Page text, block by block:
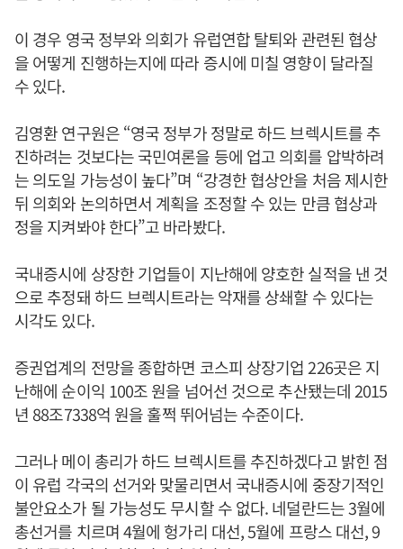
이 경우 영국 정부와 의회가 유럽연합 탈퇴와 관련된 협상
을 어떻게 진행하는지에 따라 증시에 미칠 영향이 달라질
수 있다.
김영환 연구원은 “영국 정부가 정말로 하드 브렉시트를 추
진하려는 것보다는 국민여론을 등에 업고 의회를 압박하려
는 의도일 가능성이 높다”며 “강경한 협상안을 처음 제시한
뒤 의회와 논의하면서 계획을 조정할 수 있는 만큼 협상과
정을 지켜봐야 한다”고 바라봤다.
국내증시에 상장한 기업들이 지난해에 양호한 실적을 낸 것
으로 추정돼 하드 브렉시트라는 악재를 상쇄할 수 있다는
시각도 있다.
증권업계의 전망을 종합하면 코스피 상장기업 226곳은 지
난해에 순이익 100조 원을 넘어선 것으로 추산됐는데 2015
년 88조7338억 원을 훌쩍 뛰어넘는 수준이다.
그러나 메이 총리가 하드 브렉시트를 추진하겠다고 밝힌 점
이 유럽 각국의 선거와 맞물리면서 국내증시에 중장기적인
불안요소가 될 가능성도 무시할 수 없다. 네덜란드는 3월에
총선거를 치르며 4월에 헝가리 대선, 5월에 프랑스 대선, 9